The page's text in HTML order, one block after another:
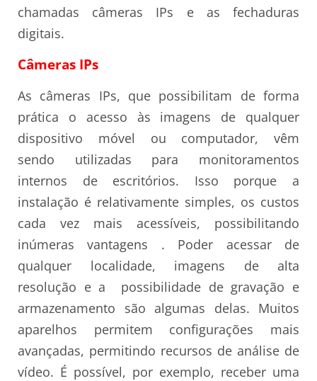
chamadas câmeras IPs e as fechaduras
digitais.
Câmeras IPs
As câmeras IPs, que possibilitam de forma
prática o acesso às imagens de qualquer
dispositivo móvel ou computador, vêm
sendo utilizadas para monitoramentos
internos de escritórios. Isso porque a
instalação é relativamente simples, os custos
cada vez mais acessíveis, possibilitando
inúmeras vantagens . Poder acessar de
qualquer localidade, imagens de alta
resolução e a possibilidade de gravação e
armazenamento são algumas delas. Muitos
aparelhos permitem configurações mais
avançadas, permitindo recursos de análise de
vídeo. É possível, por exemplo, receber uma